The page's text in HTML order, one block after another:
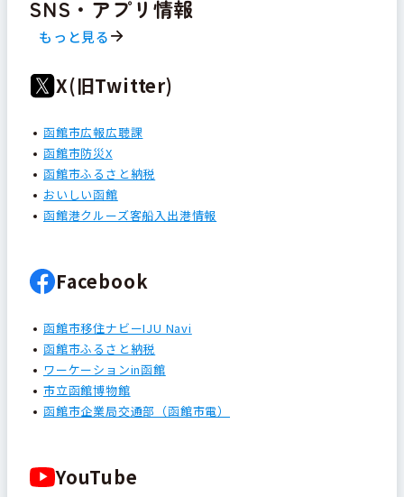
SNS・アプリ情報
もっと見る
X(旧Twitter)
函館市広報広聴課
函館市防災X
函館市ふるさと納税
おいしい函館
函館港クルーズ客船入出港情報
Facebook
函館市移住ナビーIJU Navi
函館市ふるさと納税
ワーケーションin函館
市立函館博物館
函館市企業局交通部（函館市電）
YouTube